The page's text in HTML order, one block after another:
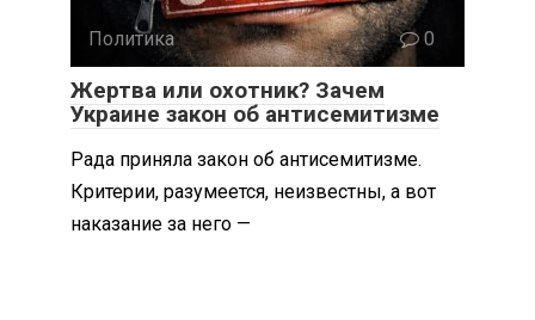
Политика 0
Жертва или охотник? Зачем
Украине закон об антисемитизме
Рада приняла закон об антисемитизме.
Критерии, разумеется, неизвестны, а вот
наказание за него —